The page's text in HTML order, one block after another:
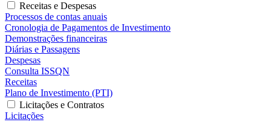
Receitas e Despesas
Processos de contas anuais
Cronologia de Pagamentos de Investimento
Demonstrações financeiras
Diárias e Passagens
Despesas
Consulta ISSQN
Receitas
Plano de Investimento (PTI)
Licitações e Contratos
Licitações